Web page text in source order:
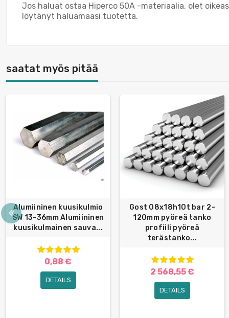
Jos haluat ostaa Hiperco 50A -materiaalia, olet
löytänyt haluamaasi tuotetta.
saatat myös pitää
Alumiininen kuusikulmio
SW 13-36mm Alumiininen
kuusikulmainen sauva...
0,88 €
DETAILS
Gost 08x18h10t bar 2-
120mm pyöreä tanko
profiili pyöreä
terästanko...
2 568,55 €
DETAILS